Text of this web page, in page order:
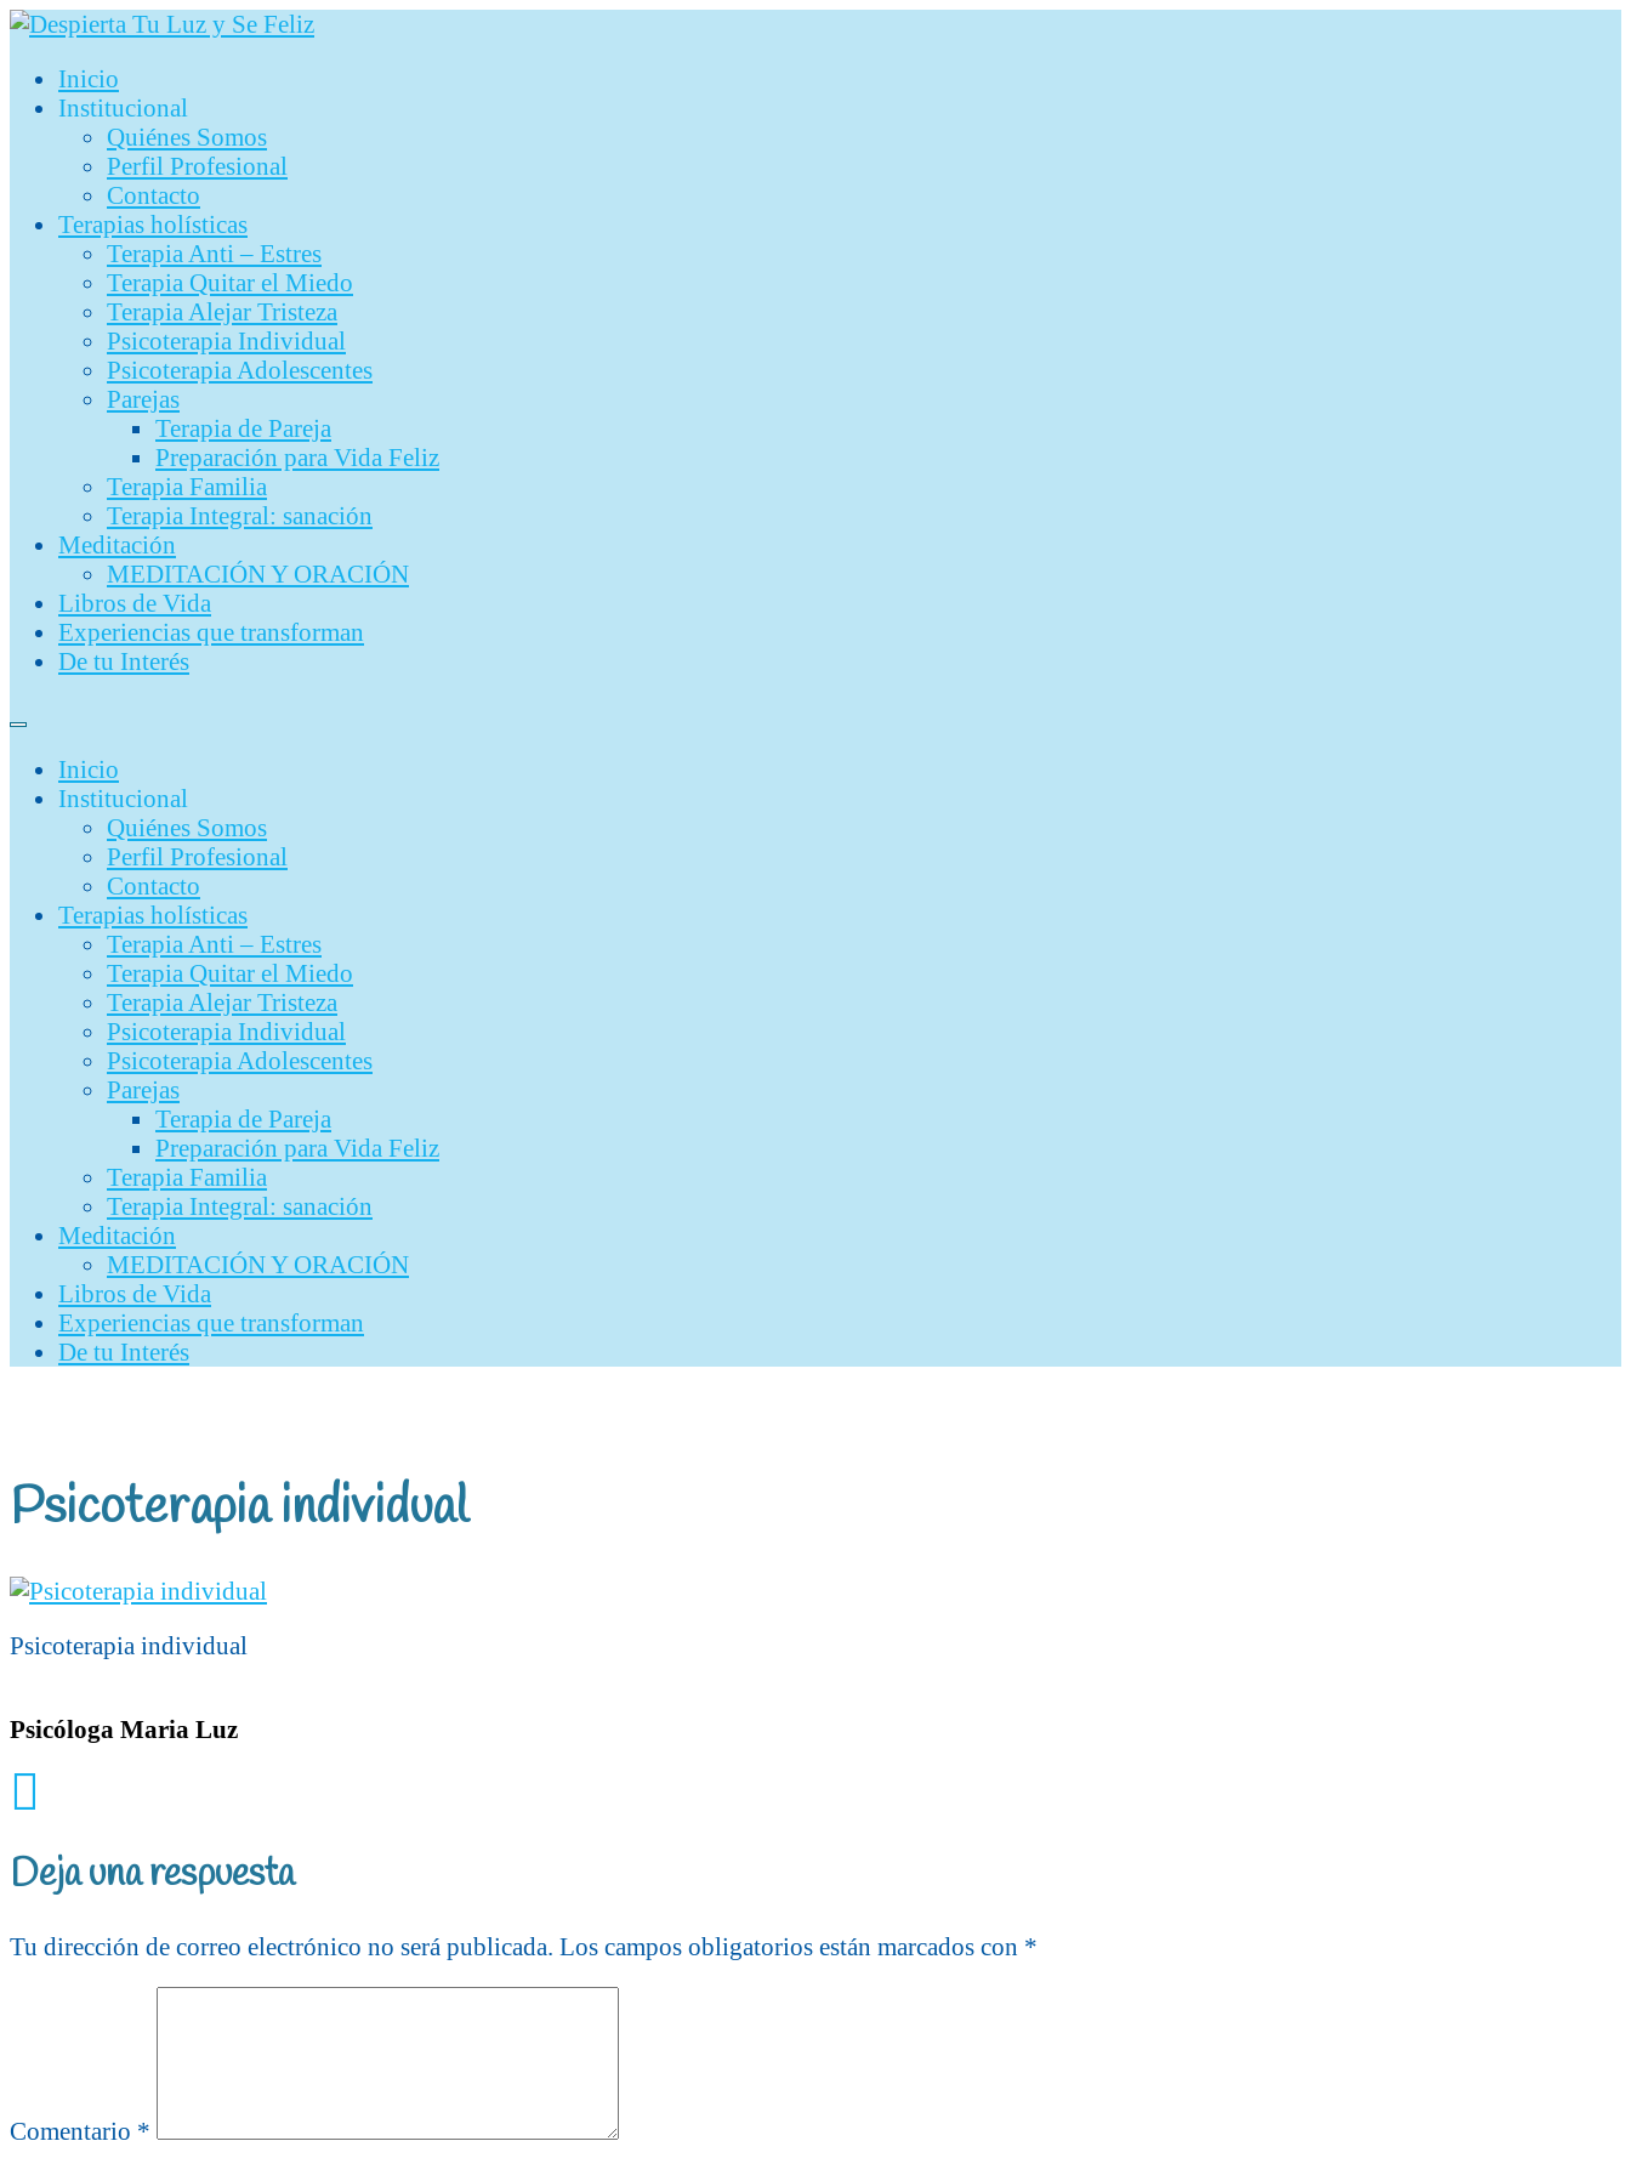
Ir
contenido
Inicio
Institucional
Quiénes Somos
Perfil Profesional
Contacto
Terapias holísticas
Terapia Anti – Estres
Terapia Quitar el Miedo
Terapia Alejar Tristeza
Psicoterapia Individual
Psicoterapia Adolescentes
Parejas
Terapia de Pareja
Preparación para Vida Feliz
Terapia Familia
Terapia Integral: sanación
Meditación
MEDITACIÓN Y ORACIÓN
Libros de Vida
Experiencias que transforman
De tu Interés
Inicio
Institucional
Quiénes Somos
Perfil Profesional
Contacto
Terapias holísticas
Terapia Anti – Estres
Terapia Quitar el Miedo
Terapia Alejar Tristeza
Psicoterapia Individual
Psicoterapia Adolescentes
Parejas
Terapia de Pareja
Preparación para Vida Feliz
Terapia Familia
Terapia Integral: sanación
Meditación
MEDITACIÓN Y ORACIÓN
Libros de Vida
Experiencias que transforman
De tu Interés
Psicoterapia individual
Psicoterapia individual
Psicóloga Maria Luz
Deja una respuesta
Tu dirección de correo electrónico no será publicada. Los campos obligatorios están marcados con *
Comentario *